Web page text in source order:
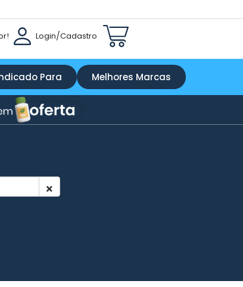
Login/Cadastro
Para Melhores Marcas